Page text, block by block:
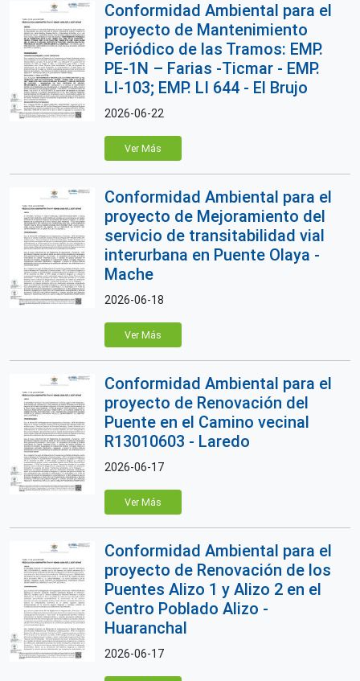
Conformidad Ambiental para el
proyecto de Mantenimiento
Periódico de las Tramos: EMP.
PE-1N – Farias -Ticmar - EMP.
LI-103; EMP. LI 644 - El Brujo
2026-06-22
Ver Más
Conformidad Ambiental para el
proyecto de Mejoramiento del
servicio de transitabilidad vial
interurbana en Puente Olaya -
Mache
2026-06-18
Ver Más
Conformidad Ambiental para el
proyecto de Renovación del
Puente en el Camino vecinal
R13010603 - Laredo
2026-06-17
Ver Más
Conformidad Ambiental para el
proyecto de Renovación de los
Puentes Alizo 1 y Alizo 2 en el
Centro Poblado Alizo -
Huaranchal
2026-06-17